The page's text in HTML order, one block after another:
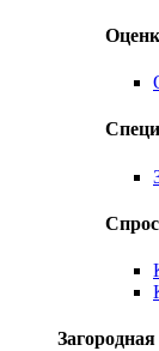
Спрос
Загородная